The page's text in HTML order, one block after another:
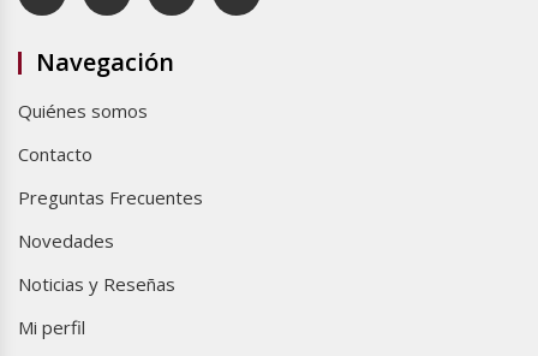
Navegación
Quiénes somos
Contacto
Preguntas Frecuentes
Novedades
Noticias y Reseñas
Mi perfil